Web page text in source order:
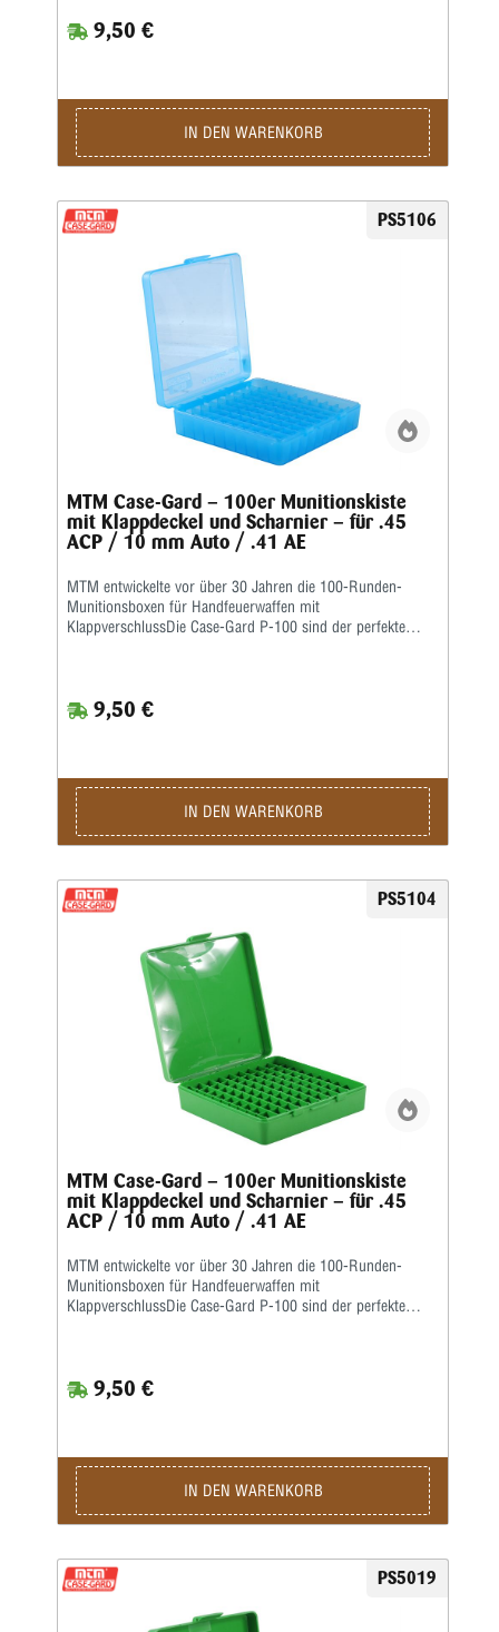
griffige, abriebfeste Strukturoberfläche und sind stapelbar.
Auf den Snap-Lock-Verschluss und das mechanische
Unterseite jeder Box aufgeführt • Ladungsetikett im
Lieferumfang enthalten • Farbe: Rotklar
9,50 €
IN DEN WARENKORB
PS5106
MTM Case-Gard – 100er Munitionskiste
mit Klappdeckel und Scharnier – für .45
ACP / 10 mm Auto / .41 AE
MTM entwickelte vor über 30 Jahren die 100-Runden-
Munitionsboxen für Handfeuerwaffen mit
KlappverschlussDie Case-Gard P-100 sind der perfekte
griffige, abriebfeste Strukturoberfläche und sind stapelbar.
Auf den Snap-Lock-Verschluss und das mechanische
Unterseite jeder Box aufgeführt • Ladungsetikett im
Lieferumfang enthalten • Farbe: Blauklar
9,50 €
IN DEN WARENKORB
PS5104
MTM Case-Gard – 100er Munitionskiste
mit Klappdeckel und Scharnier – für .45
ACP / 10 mm Auto / .41 AE
MTM entwickelte vor über 30 Jahren die 100-Runden-
Munitionsboxen für Handfeuerwaffen mit
KlappverschlussDie Case-Gard P-100 sind der perfekte
griffige, abriebfeste Strukturoberfläche und sind stapelbar.
Auf den Snap-Lock-Verschluss und das mechanische
Unterseite jeder Box aufgeführt • Ladungsetikett im
Lieferumfang enthalten • Farbe: Grün
9,50 €
IN DEN WARENKORB
PS5019